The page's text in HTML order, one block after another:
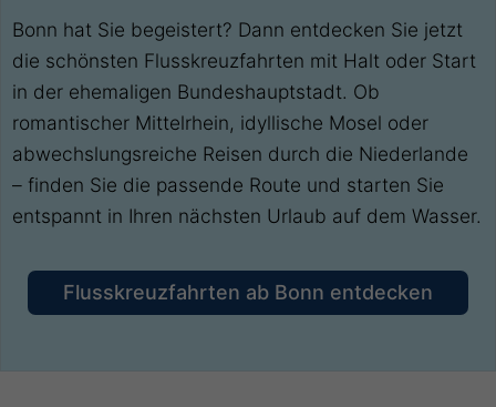
Bonn hat Sie begeistert? Dann entdecken Sie jetzt
die schönsten Flusskreuzfahrten mit Halt oder Start
in der ehemaligen Bundeshauptstadt. Ob
romantischer Mittelrhein, idyllische Mosel oder
abwechslungsreiche Reisen durch die Niederlande
– finden Sie die passende Route und starten Sie
entspannt in Ihren nächsten Urlaub auf dem Wasser.
Flusskreuzfahrten ab Bonn entdecken